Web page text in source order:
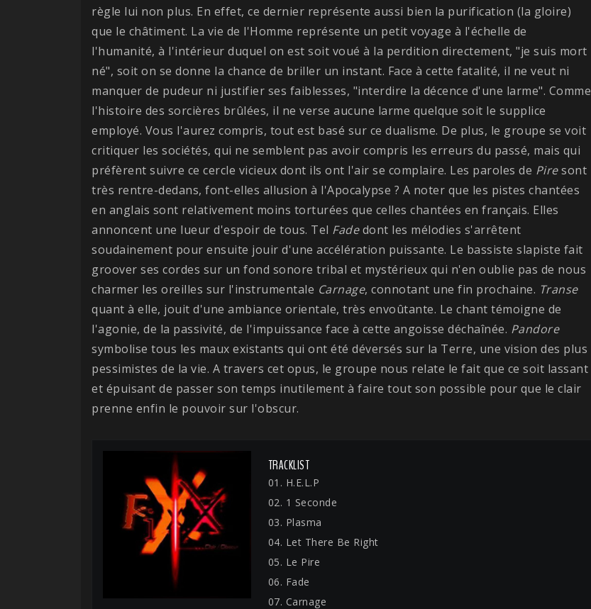
règle lui non plus. En effet, ce dernier représente aussi bien la purification (la gloire)
que le châtiment. La vie de l'Homme représente un petit voyage à l'échelle de
l'humanité, à l'intérieur duquel on est soit voué à la perdition directement, "je suis mort
né", soit on se donne la chance de briller un instant. Face à cette fatalité, il ne veut ni
manquer de pudeur ni justifier ses faiblesses, "interdire la décence d'une larme". Comme
l'histoire des sorcières brûlées, il ne verse aucune larme quelque soit le supplice
employé. Vous l'aurez compris, tout est basé sur ce dualisme. De plus, le groupe se voit
critiquer les sociétés, qui ne semblent pas avoir compris les erreurs du passé, mais qui
préfèrent suivre ce cercle vicieux dont ils ont l'air se complaire. Les paroles de Piresont
très rentre-dedans, font-elles allusion à l'Apocalypse ? A noter que les pistes chantées
en anglais sont relativement moins torturées que celles chantées en français. Elles
annoncent une lueur d'espoir de tous. Tel Fadedont les mélodies s'arrêtent
soudainement pour ensuite jouir d'une accélération puissante. Le bassiste slapiste fait
groover ses cordes sur un fond sonore tribal et mystérieux qui n'en oublie pas de nous
charmer les oreilles sur l'instrumentale Carnage, connotant une fin prochaine. Transe
quant à elle, jouit d'une ambiance orientale, très envoûtante. Le chant témoigne de
l'agonie, de la passivité, de l'impuissance face à cette angoisse déchaînée. Pandore
symbolise tous les maux existants qui ont été déversés sur la Terre, une vision des plus
pessimistes de la vie. A travers cet opus, le groupe nous relate le fait que ce soit lassant
et épuisant de passer son temps inutilement à faire tout son possible pour que le clair
prenne enfin le pouvoir sur l'obscur.
TRACKLIST
01. H.E.L.P
02. 1 Seconde
03. Plasma
04. Let There Be Right
05. Le Pire
06. Fade
07. Carnage